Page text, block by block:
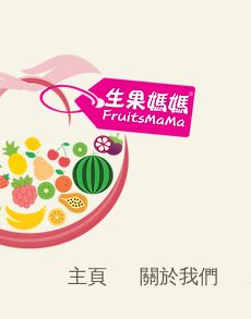
主頁 關於我們